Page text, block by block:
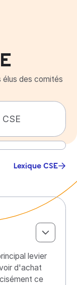
élus des comités
Lexique CSE
levier
d'achat
ce